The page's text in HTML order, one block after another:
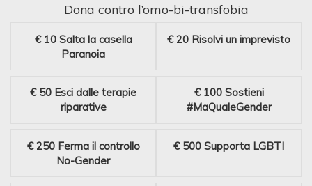
Dona contro l’omo-bi-transfobia
€ 10 Salta la casella
Paranoia
€ 20 Risolvi un imprevisto
€ 50 Esci dalle terapie
riparative
€ 100 Sostieni
#MaQualeGender
€ 250 Ferma il controllo
No-Gender
€ 500 Supporta LGBTI